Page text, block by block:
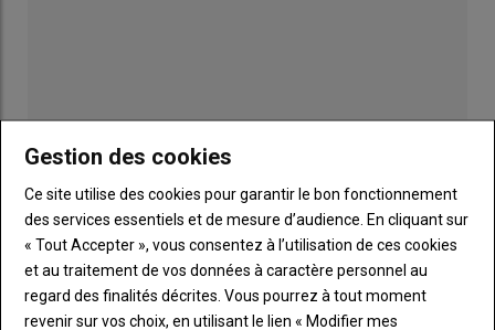
Publicité
Gestion des cookies
Ce site utilise des cookies pour garantir le bon fonctionnement
des services essentiels et de mesure d’audience. En cliquant sur
« Tout Accepter », vous consentez à l’utilisation de ces cookies
et au traitement de vos données à caractère personnel au
regard des finalités décrites. Vous pourrez à tout moment
revenir sur vos choix, en utilisant le lien « Modifier mes